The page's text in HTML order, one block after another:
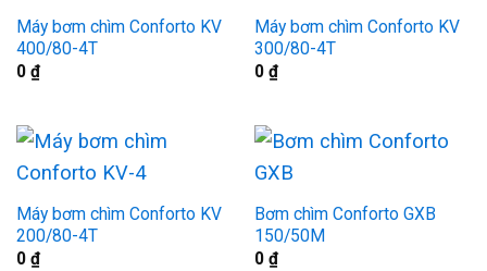
Máy bơm chìm Conforto KV
400/80-4T
0 ₫
Máy bơm chìm Conforto KV
300/80-4T
0 ₫
Máy bơm chìm Conforto KV
200/80-4T
0 ₫
Bơm chìm Conforto GXB
150/50M
0 ₫